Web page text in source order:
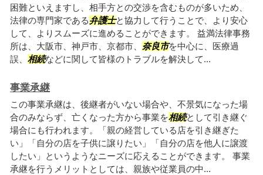
困難といえますし、相手方との交渉を含むものが多いため、
法律の専門家である弁護士と協力して行うことで、より安心
して、よりスムーズに進めることができます。 益満法律事務
所は、大阪市、神戸市、京都市、 奈良市を中心に、医療過
誤、 相続などに関して皆様のトラブルを解決して...
事業承継
この事業承継は、後継者がいない場合や、不景気になった場
合のみならず、亡くなった方から事業を相続として引き継ぐ
場合にも行われます。「親の経営している店を引き継ぎた
い」「自分の店を子供に譲りたい」「自分の店を他人に譲渡
したい」というようなニーズに応えることができます。 事業
承継を行うメリットとしては、親族や従業員の中...